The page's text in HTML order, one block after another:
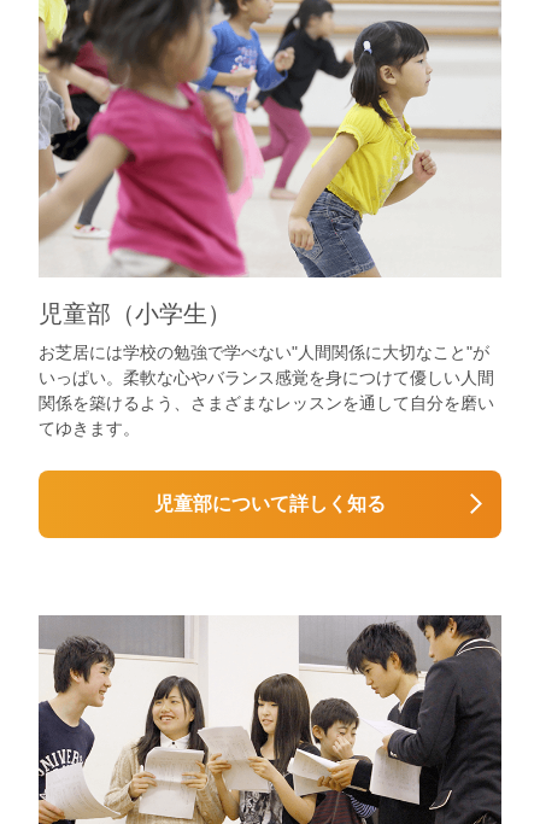
児童部（小学生）
お芝居には学校の勉強で学べない"人間関係に大切なこと"が
いっぱい。柔軟な心やバランス感覚を身につけて優しい人間
関係を築けるよう、さまざまなレッスンを通して自分を磨い
てゆきます。
児童部について詳しく知る